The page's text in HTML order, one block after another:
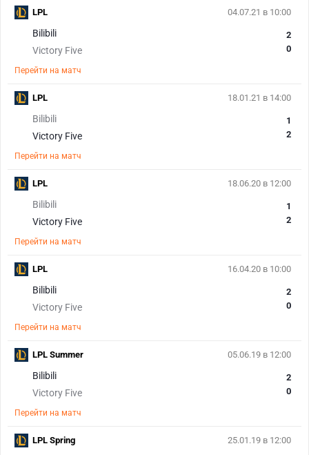
04.07.21 в 10:00
Bilibili
Victory Five
2
0
Перейти на матч
LPL
18.01.21 в 14:00
Bilibili
Victory Five
1
2
Перейти на матч
LPL
18.06.20 в 12:00
Bilibili
Victory Five
1
2
Перейти на матч
LPL
16.04.20 в 10:00
Bilibili
Victory Five
2
0
Перейти на матч
LPL
05.06.19 в 12:00
Bilibili
Victory Five
2
0
Перейти на матч
LPL Summer
25.01.19 в 12:00
LPL Spring